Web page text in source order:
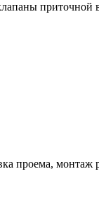
приточной
проема,